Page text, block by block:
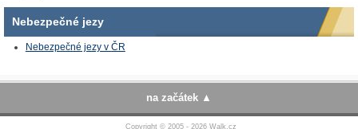
Nebezpečné jezy
Nebezpečné jezy v ČR
na začátek
Copyright © 2005 - 2026 Walk.cz